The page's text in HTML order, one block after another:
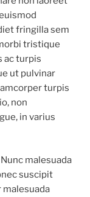
fringilla sem
tristique
ac turpis
ut pulvinar
turpis
non
in varius
malesuada
suscipit